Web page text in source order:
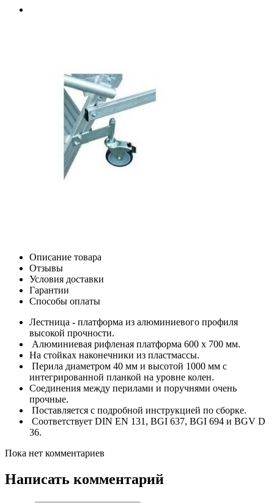
Описание товара
Отзывы
Условия доставки
Гарантии
Способы оплаты
Лестница - платформа из алюминиевого профиля
высокой прочности.
Алюминиевая рифленая платформа 600 х 700 мм.
На стойках наконечники из пластмассы.
Перила диаметром 40 мм и высотой 1000 мм с
интегрированной планкой на уровне колен.
Соединения между перилами и поручнями очень
прочные.
Поставляется с подробной инструкцией по сборке.
Соответствует DIN EN 131, BGI 637, BGI 694 и BGV D
36.
Пока нет комментариев
Написать комментарий